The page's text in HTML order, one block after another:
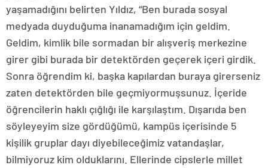
yaşamadığını belirten Yıldız, “Ben burada sosyal
medyada duyduğuma inanamadığım için geldim.
Geldim, kimlik bile sormadan bir alışveriş merkezine
girer gibi burada bir detektörden geçerek içeri girdik.
Sonra öğrendim ki, başka kapılardan buraya girerseniz
zaten detektörden bile geçmiyormuşsunuz. İçeride
öğrencilerin haklı çığlığı ile karşılaştım. Dışarıda ben
söyleyeyim size gördüğümü, kampüs içerisinde 5
kişilik gruplar dayı diyebileceğimiz vatandaşlar,
bilmiyoruz kim olduklarını. Ellerinde cipslerle millet